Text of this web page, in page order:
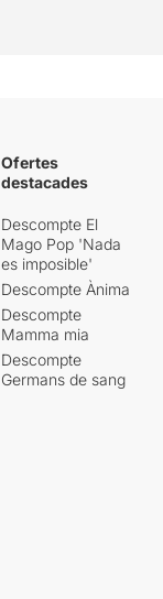
Ofertes
destacades
Descompte El
Mago Pop 'Nada
es imposible'
Descompte Ànima
Descompte
Mamma mia
Descompte
Germans de sang